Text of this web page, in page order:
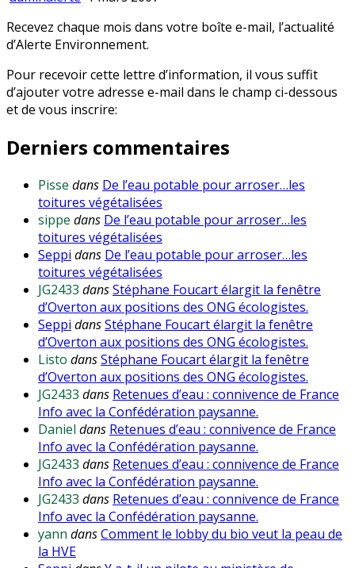
Recevez chaque mois dans votre boîte e-mail, l’actualité
d’Alerte Environnement.
Pour recevoir cette lettre d’information, il vous suffit
d’ajouter votre adresse e-mail dans le champ ci-dessous
et de vous inscrire:
Derniers commentaires
Pisse dans De l’eau potable pour arroser…les
toitures végétalisées
sippe dans De l’eau potable pour arroser…les
toitures végétalisées
Seppi dans De l’eau potable pour arroser…les
toitures végétalisées
JG2433 dansStéphane Foucart élargit la fenêtre
d’Overton aux positions des ONG écologistes.
Seppi dansStéphane Foucart élargit la fenêtre
d’Overton aux positions des ONG écologistes.
Listo dansStéphane Foucart élargit la fenêtre
d’Overton aux positions des ONG écologistes.
JG2433 dans Retenues d’eau : connivence de France
Info avec la Confédération paysanne.
Daniel dans Retenues d’eau : connivence de France
Info avec la Confédération paysanne.
JG2433 dans Retenues d’eau : connivence de France
Info avec la Confédération paysanne.
JG2433 dans Retenues d’eau : connivence de France
Info avec la Confédération paysanne.
yann dansComment le lobby du bio veut la peau de
la HVE